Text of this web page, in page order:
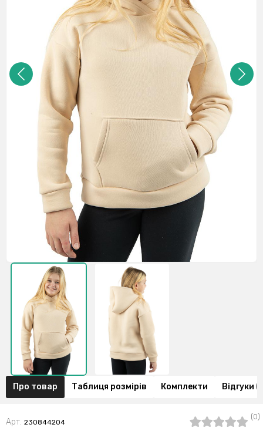
Про товар Таблиця розмірів Комплекти Відгуки
Арт. 230844204
(0)